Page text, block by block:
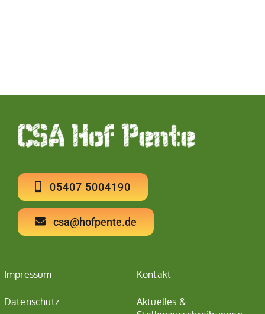
05407 5004190
csa@hofpente.de
Impressum
Datenschutz
Kontakt
Aktuelles &